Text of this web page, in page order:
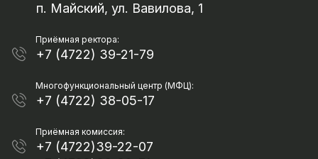
п. Майский, ул. Вавилова, 1
Приёмная ректора:
+7 (4722) 39-21-79
Многофункциональный центр (МФЦ):
+7 (4722) 38-05-17
Приёмная комиссия:
+7 (4722)39-22-07